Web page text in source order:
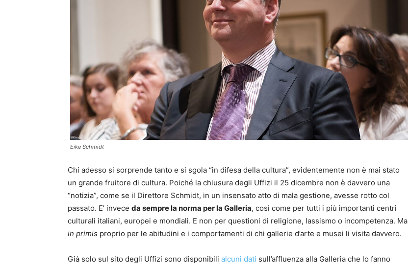
Eike Schmidt
Chi adesso si sorprende tanto e si sgola “in difesa della cultura”, evidentemente non è mai stato
un grande fruitore di cultura. Poiché la chiusura degli Uffizi il 25 dicembre non è davvero una
“notizia”, come se il Direttore Schmidt, in un insensato atto di mala gestione, avesse rotto col
passato. E’ invece da sempre la norma per la Galleria, così come per tutti i più importanti centri
culturali italiani, europei e mondiali. E non per questioni di religione, lassismo o incompetenza. Ma
in primis proprio per le abitudini e i comportamenti di chi gallerie d’arte e musei li visita davvero.
Già solo sul sito degli Uffizi sono disponibili alcuni dati sull’affluenza alla Galleria che lo fanno